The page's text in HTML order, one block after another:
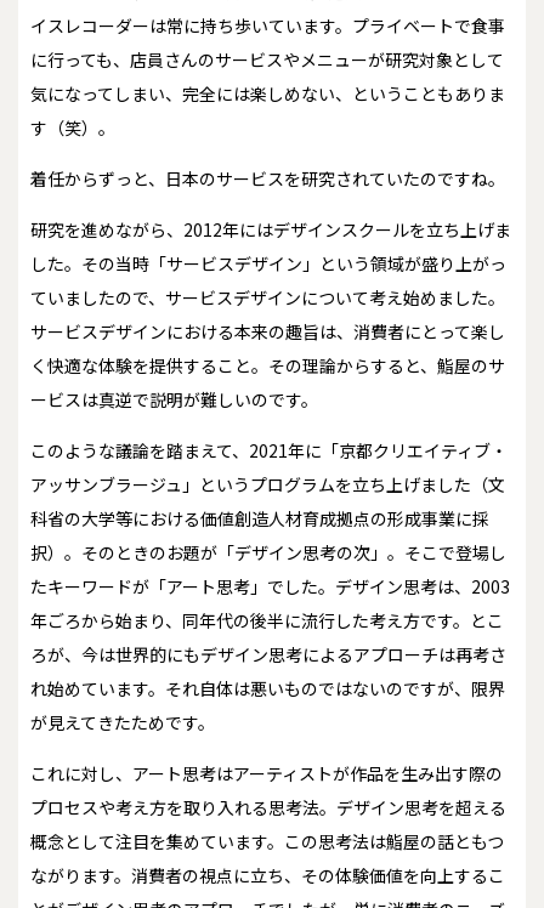
イスレコーダーは常に持ち歩いています。プライベートで食事
に行っても、店員さんのサービスやメニューが研究対象として
気になってしまい、完全には楽しめない、ということもありま
す（笑）。
――着任からずっと、日本のサービスを研究されていたのですね。
研究を進めながら、2012年にはデザインスクールを立ち上げま
した。その当時「サービスデザイン」という領域が盛り上がっ
ていましたので、サービスデザインについて考え始めました。
サービスデザインにおける本来の趣旨は、消費者にとって楽し
く快適な体験を提供すること。その理論からすると、鮨屋のサ
ービスは真逆で説明が難しいのです。
このような議論を踏まえて、2021年に「京都クリエイティブ・
アッサンブラージュ」というプログラムを立ち上げました（文
科省の大学等における価値創造人材育成拠点の形成事業に採
択）。そのときのお題が「デザイン思考の次」。そこで登場し
たキーワードが「アート思考」でした。デザイン思考は、2003
年ごろから始まり、同年代の後半に流行した考え方です。とこ
ろが、今は世界的にもデザイン思考によるアプローチは再考さ
れ始めています。それ自体は悪いものではないのですが、限界
が見えてきたためです。
これに対し、アート思考はアーティストが作品を生み出す際の
プロセスや考え方を取り入れる思考法。デザイン思考を超える
概念として注目を集めています。この思考法は鮨屋の話ともつ
ながります。消費者の視点に立ち、その体験価値を向上するこ